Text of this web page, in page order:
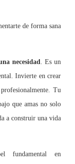
de forma sana
necesidad. Es un
Invierte en crear
Tu
que amas no solo
a construir una vida
fundamental en